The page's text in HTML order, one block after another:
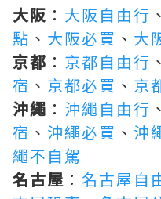
大阪 ： 大阪自由行 、
點 、 大阪必買 、 大
京都 ： 京都自由行 、
宿 、 京都必買 、 京
沖繩 ： 沖繩自由行 、
宿 、 沖繩必買 、 沖
繩不自駕
名古屋 ： 名古屋自